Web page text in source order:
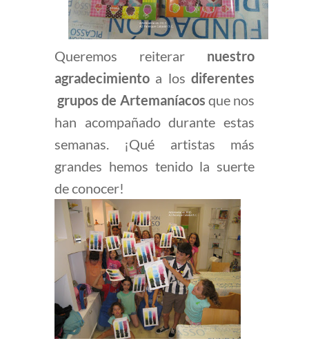
Queremos reiterar nuestro
agradecimiento a los diferentes
grupos de Artemaníacos que nos
han acompañado durante estas
semanas. ¡Qué artistas más
grandes hemos tenido la suerte
de conocer!